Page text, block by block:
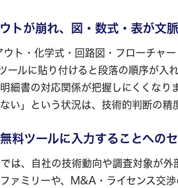
トが崩れ、図・数式・表が文
ト・化学式・回路図・フローチャ
ールに貼り付けると段落の順序が入
細書の対応関係が把握しにくくなり
い」という状況は、技術的判断の精
料ツールに入力することへの
は、自社の技術動向や調査対象が外
ァミリーや、M&A・ライセンス交